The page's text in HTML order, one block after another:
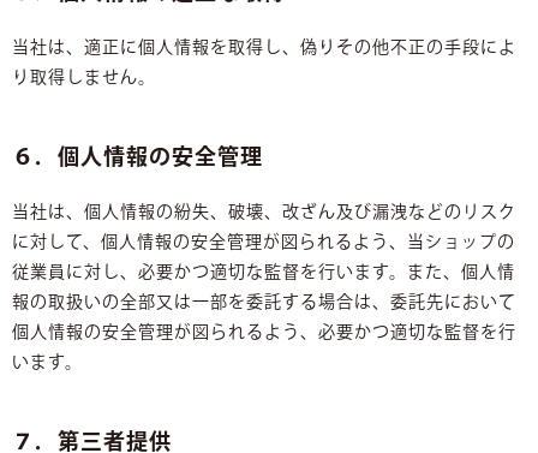
当社は、適正に個人情報を取得し、偽りその他不正の手段によ
り取得しません。
６．個人情報の安全管理
当社は、個人情報の紛失、破壊、改ざん及び漏洩などのリスク
に対して、個人情報の安全管理が図られるよう、当ショップの
従業員に対し、必要かつ適切な監督を行います。また、個人情
報の取扱いの全部又は一部を委託する場合は、委託先において
個人情報の安全管理が図られるよう、必要かつ適切な監督を行
います。
７．第三者提供